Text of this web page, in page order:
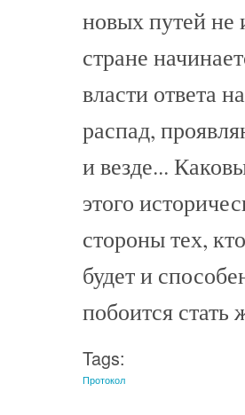
новых путей не
стране
власти ответа
распад,
и везде...
этого
стороны тех,
будет и
побоится
Tags:
Протокол